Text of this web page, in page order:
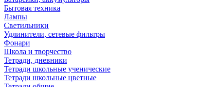
Бытовая техника
Лампы
Светильники
Удлинители, сетевые фильтры
Фонари
Школа и творчество
Тетради, дневники
Тетради школьные ученические
Тетради школьные цветные